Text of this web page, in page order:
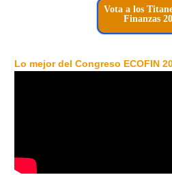
Vota a los
Finanzas
Lo mejor del Congreso ECOFIN